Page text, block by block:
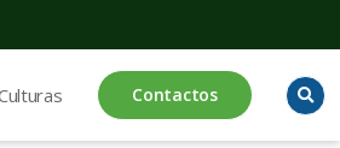
Contactos